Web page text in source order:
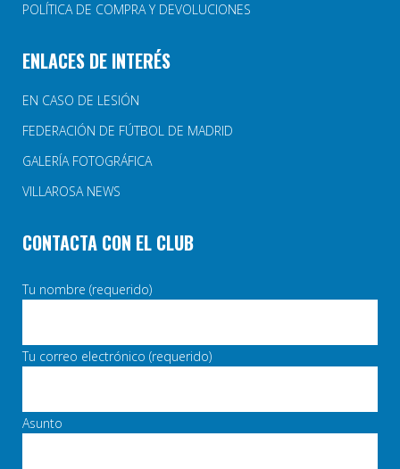
POLÍTICA DE COMPRA Y DEVOLUCIONES
ENLACES DE INTERÉS
EN CASO DE LESIÓN
FEDERACIÓN DE FÚTBOL DE MADRID
GALERÍA FOTOGRÁFICA
VILLAROSA NEWS
CONTACTA CON EL CLUB
Tu nombre (requerido)
Tu correo electrónico (requerido)
Asunto